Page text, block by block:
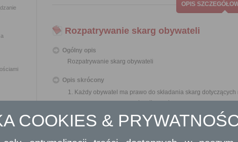
OPIS
Rozpatrywanie skarg obywateli
Ogólny opis
Rozpatrywanie skarg obywateli
Opis skrócony
Każdy obywatel ma prawo do składania skarg
poprawy organizacji urzędu;
usprawnienia pracy i zapobiegania nadużyciom;
lepszego zaspokajania potrzeb ludności.
COOKIES &